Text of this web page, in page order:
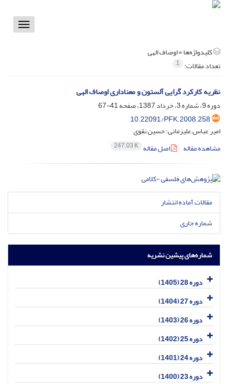
Toggle
کلیدواژه‌ها =اوصاف الهی
تعداد مقالات: 1
نظریه کارکرد گرایی آلستون و معناداری اوصاف الهی
دوره 9، شماره 3، خرداد 1387، صفحه
41-67
10.22091/PFK.2008.258
امیر عباس علیزمانی؛ حسین نقوی
مشاهده مقاله
اصل مقاله 247.03 K
مقالات آماده انتشار
شماره جاری
شماره‌های پیشین نشریه
دوره 28 (1405)
دوره 27 (1404)
دوره 26 (1403)
دوره 25 (1402)
دوره 24 (1401)
دوره 23 (1400)